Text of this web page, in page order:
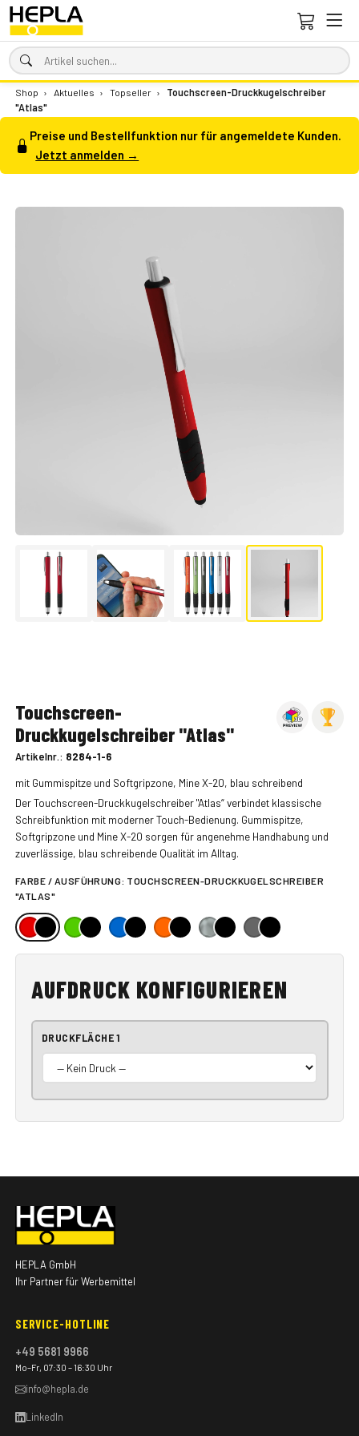
Shop › Aktuelles › Topseller ›
Touchscreen-Druckkugelschreiber
"Atlas"
Preise und Bestellfunktion nur für angemeldete Kunden.
Jetzt anmelden →
Touchscreen-
Druckkugelschreiber "Atlas"
Artikelnr.: 8284-1-6
mit Gummispitze und Softgripzone, Mine X-20, blau schreibend
Der Touchscreen-Druckkugelschreiber "Atlas“ verbindet klassische
Schreibfunktion mit moderner Touch-Bedienung. Gummispitze,
Softgripzone und Mine X-20 sorgen für angenehme Handhabung und
zuverlässige, blau schreibende Qualität im Alltag.
FARBE / AUSFÜHRUNG: TOUCHSCREEN-DRUCKKUGELSCHREIBER
"ATLAS"
AUFDRUCK KONFIGURIEREN
DRUCKFLÄCHE 1
HEPLA GmbH
Ihr Partner für Werbemittel
SERVICE-HOTLINE
+49 5681 9966
Mo–Fr, 07:30 – 16:30 Uhr
info@hepla.de
LinkedIn